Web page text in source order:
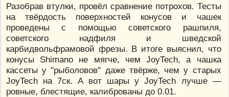
Разобрав втулки, провёл сравнение потрохов. Тесты
на твёрдость поверхностей конусов и чашек
проведены с помощью советского рашпиля,
советского надфиля и шведской
карбидвольфрамовой фрезы. В итоге выяснил, что
конусы Shimano не мягче, чем JoyTech, а чашка
кассеты у "рыболовов" даже твёрже, чем у старых
JoyTech на 7ск. А вот шары у JoyTech лучше —
ровные, блестящие, калиброваны до 0.01.